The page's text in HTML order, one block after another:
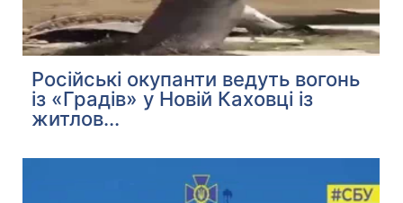
Російські окупанти ведуть вогонь
із «Градів» у Новій Каховці із
житлов...